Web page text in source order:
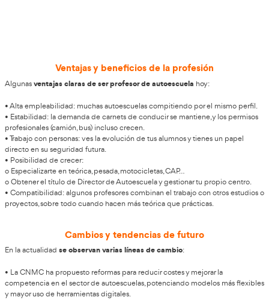
Desarrolla una trayectoria
centrada en la formación en
EnAT Academia del Transportistavaloramos
propósito de crear una base profesional sólida orientada
enseñanza. Por este motivo, te guiamos en tu camino
Profesor de Autoescuela
horizonte laboral? Apuesta por una ocupación con
AT Academia del Transportista, respaldada por un
curso de profesor de autoescuela diseñado para abrirte
estable profesional.